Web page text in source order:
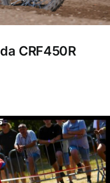
CRF450R